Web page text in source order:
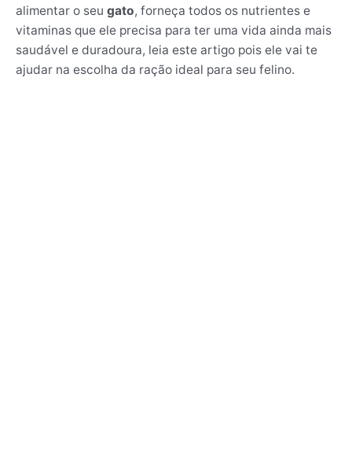
alimentar o seu gato, forneça todos os nutrientes e
vitaminas que ele precisa para ter uma vida ainda mais
saudável e duradoura, leia este artigo pois ele vai te
ajudar na escolha da ração ideal para seu felino.